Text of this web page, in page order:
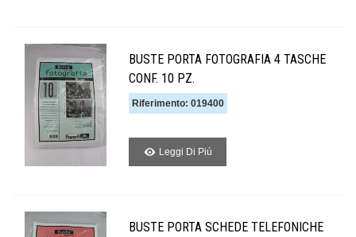
BUSTE PORTA FOTOGRAFIA 4 TASCHE
CONF. 10 PZ.
Riferimento: 019400
Leggi Di Piú
BUSTE PORTA SCHEDE TELEFONICHE